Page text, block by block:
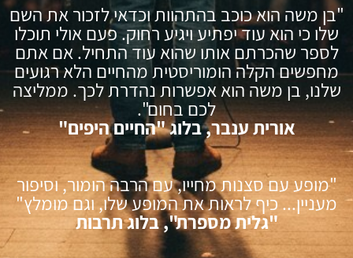
"בן משה הוא כוכב בהתהוות וכדאי לזכור את השם
שלו כי הוא עוד יפתיע ויגיע רחוק. פעם אולי תוכלו
לספר שהכרתם אותו שהוא עוד התחיל. אם אתם
מחפשים הקלה הומוריסטית מהחיים הלא רגועים
שלנו, בן משה הוא אפשרות נהדרת לכך. ממליצה
לכם בחום".
אורית ענבר, בלוג "החיים היפים"
"מופע עם סצנות מחייו, עם הרבה הומור, וסיפור
מעניין... כיף לראות את המופע שלו, וגם מומלץ"
"גלית מספרת", בלוג תרבות